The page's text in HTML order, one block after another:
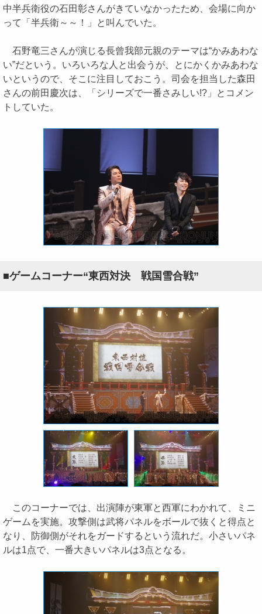
中半兵衛役の石田彰さんがきていなかったため、会場に向か
って「半兵衛～～！」と叫んでいた。
石野竜三さんが演じる長曾我部元親のテーマは“かみあわな
い”だという。いろいろな人と出会うが、とにかくかみあわな
いというので、そこに注目しておこう。司会を担当した森田
さんの前田慶次は、「シリーズで一番さみしい!?」とコメン
トしていた。
■ゲームコーナー“東西対決 戦国雪合戦”
このコーナーでは、出演陣が東軍と西軍にわかれて、ミニ
ゲームを実施。攻撃側は武将パネルをボールで抜くと得点と
なり、防御側がそれをガードするという流れだ。小さいパネ
ルは1点で、一番大きいパネルは3点となる。